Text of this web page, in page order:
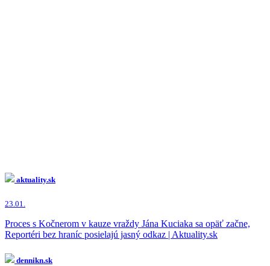
aktuality.sk
23.01.
Proces s Kočnerom v kauze vraždy Jána Kuciaka sa opäť začne,
Reportéri bez hraníc posielajú jasný odkaz | Aktuality.sk
dennikn.sk